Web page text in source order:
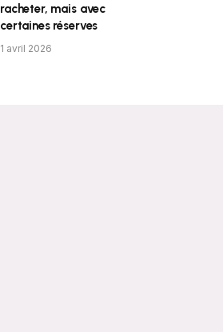
racheter, mais avec
certaines réserves
1 avril 2026